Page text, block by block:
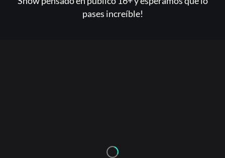
pases increíble!